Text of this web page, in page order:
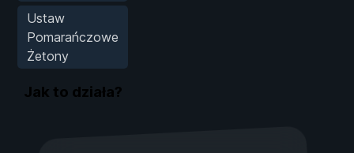
Ustaw
Pomarańczowe
Żetony
Jak to działa?